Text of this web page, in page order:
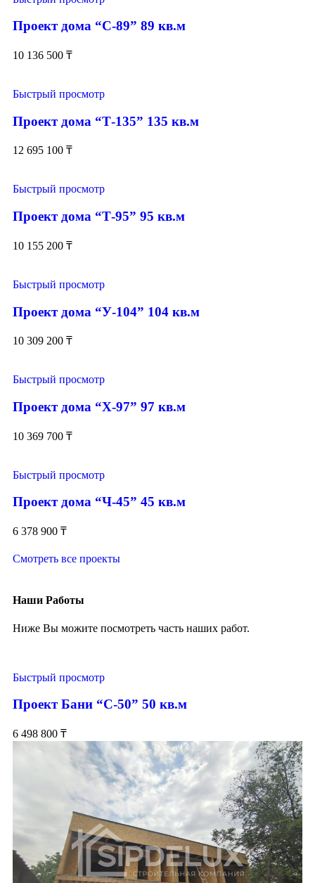
Проект дома “С-89” 89 кв.м
10 136 500 ₸
Быстрый просмотр
Проект дома “Т-135” 135 кв.м
12 695 100 ₸
Быстрый просмотр
Проект дома “Т-95” 95 кв.м
10 155 200 ₸
Быстрый просмотр
Проект дома “У-104” 104 кв.м
10 309 200 ₸
Быстрый просмотр
Проект дома “Х-97” 97 кв.м
10 369 700 ₸
Быстрый просмотр
Проект дома “Ч-45” 45 кв.м
6 378 900 ₸
Смотреть все проекты
Наши Работы
Ниже Вы можите посмотреть часть наших работ.
Быстрый просмотр
Проект Бани “С-50” 50 кв.м
6 498 800 ₸